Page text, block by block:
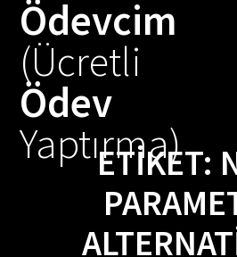
Ödevcim
(Ücretli
Ödev
Yaptırma)
ETIKET: